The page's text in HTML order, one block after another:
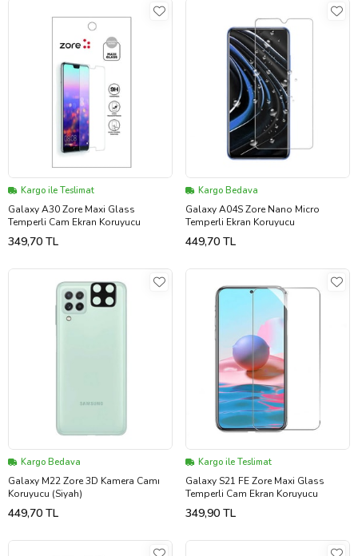
Kargo ile Teslimat
Galaxy A30 Zore Maxi Glass
Temperli Cam Ekran Koruyucu
349,70 TL
Kargo Bedava
Galaxy A04S Zore Nano Micro
Temperli Ekran Koruyucu
449,70 TL
Kargo Bedava
Galaxy M22 Zore 3D Kamera Camı
Koruyucu (Siyah)
449,70 TL
Kargo ile Teslimat
Galaxy S21 FE Zore Maxi Glass
Temperli Cam Ekran Koruyucu
349,90 TL